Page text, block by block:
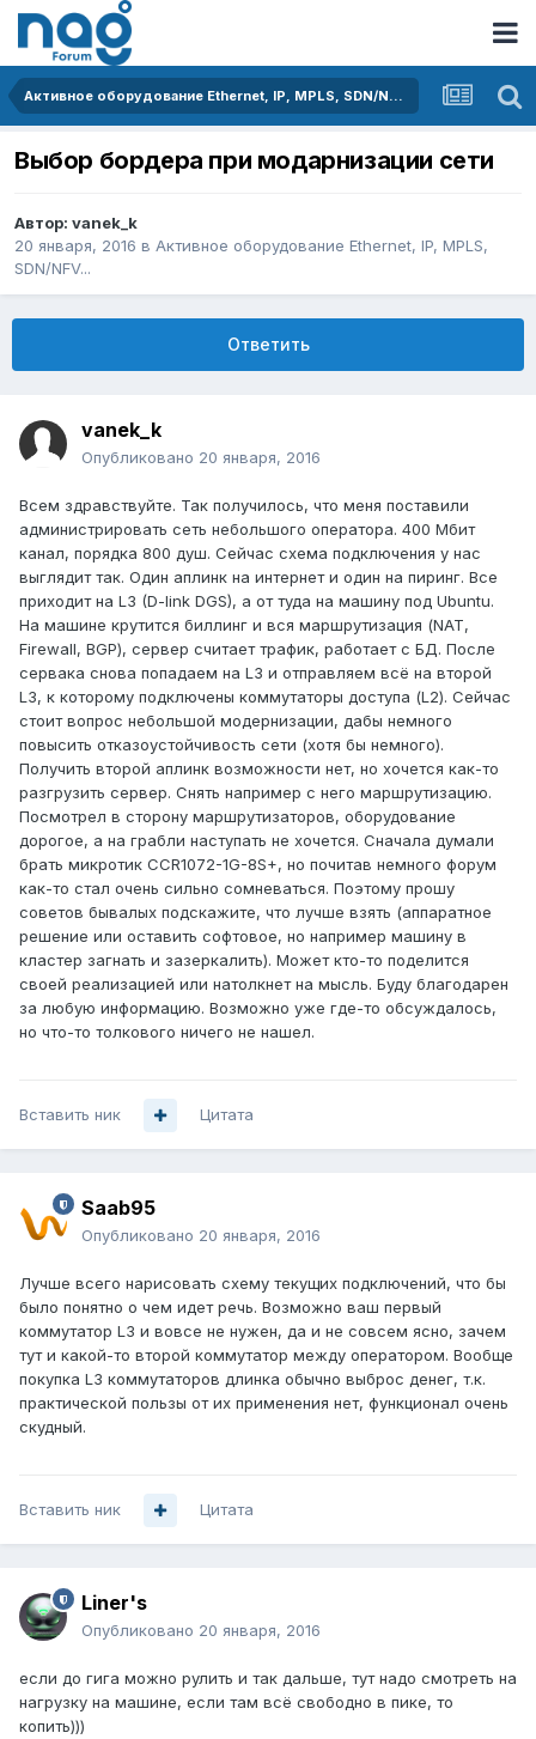
Активное оборудование Ethernet, IP, MPLS, SDN/NFV...
Выбор бордера при модарнизации сети
Автор: vanek_k
20 января, 2016 в Активное оборудование Ethernet, IP, MPLS,
SDN/NFV...
Ответить
vanek_k
Опубликовано 20 января, 2016
Всем здравствуйте. Так получилось, что меня поставили
администрировать сеть небольшого оператора. 400 Мбит
канал, порядка 800 душ. Сейчас схема подключения у нас
выглядит так. Один аплинк на интернет и один на пиринг. Все
приходит на L3 (D-link DGS), а от туда на машину под Ubuntu.
На машине крутится биллинг и вся маршрутизация (NAT,
Firewall, BGP), сервер считает трафик, работает с БД. После
сервака снова попадаем на L3 и отправляем всё на второй
L3, к которому подключены коммутаторы доступа (L2). Сейчас
стоит вопрос небольшой модернизации, дабы немного
повысить отказоустойчивость сети (хотя бы немного).
Получить второй аплинк возможности нет, но хочется как-то
разгрузить сервер. Снять например с него маршрутизацию.
Посмотрел в сторону маршрутизаторов, оборудование
дорогое, а на грабли наступать не хочется. Сначала думали
брать микротик CCR1072-1G-8S+, но почитав немного форум
как-то стал очень сильно сомневаться. Поэтому прошу
советов бывалых подскажите, что лучше взять (аппаратное
решение или оставить софтовое, но например машину в
кластер загнать и зазеркалить). Может кто-то поделится
своей реализацией или натолкнет на мысль. Буду благодарен
за любую информацию. Возможно уже где-то обсуждалось,
но что-то толкового ничего не нашел.
Вставить ник Цитата
Saab95
Опубликовано 20 января, 2016
Лучше всего нарисовать схему текущих подключений, что бы
было понятно о чем идет речь. Возможно ваш первый
коммутатор L3 и вовсе не нужен, да и не совсем ясно, зачем
тут и какой-то второй коммутатор между оператором. Вообще
покупка L3 коммутаторов длинка обычно выброс денег, т.к.
практической пользы от их применения нет, функционал очень
скудный.
Вставить ник Цитата
Liner's
Опубликовано 20 января, 2016
если до гига можно рулить и так дальше, тут надо смотреть на
нагрузку на машине, если там всё свободно в пике, то
копить)))